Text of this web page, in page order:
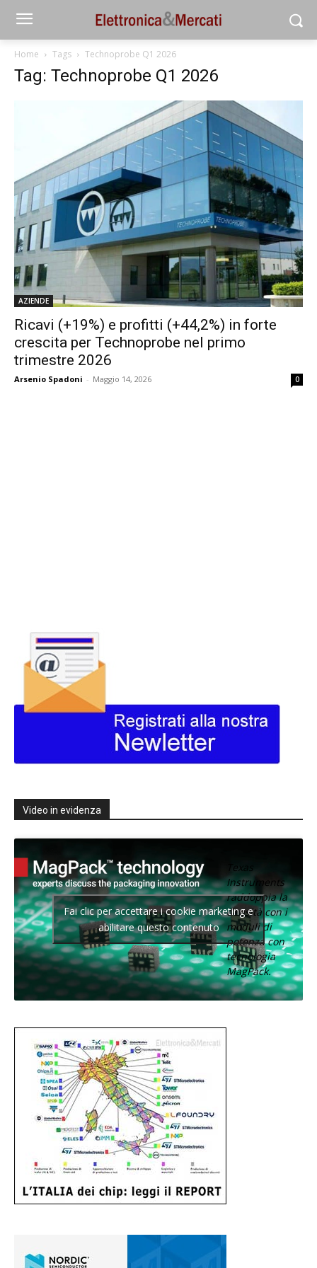
Home Tags Technoprobe Q1 2026
Tag: Technoprobe Q1 2026
AZIENDE
Ricavi (+19%) e profitti (+44,2%) in forte
crescita per Technoprobe nel primo
trimestre 2026
Arsenio Spadoni - Maggio 14, 2026 0
Video in evidenza
Texas
Instruments
raddoppia la
densità con i
moduli di
potenza con
tecnologia
MagPack.
Fai clic per accettare i cookie marketing e
abilitare questo contenuto